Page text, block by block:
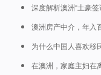
深度解析澳洲“土豪
澳洲房产中介，年入
为什么中国人喜欢移
在澳洲，家庭主妇在